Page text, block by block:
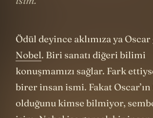
Ödül deyince aklımıza ya
Nobel. Biri sanatı diğeri bilimi
konuşmamızı sağlar. Fark
birer insan ismi. Fakat
olduğunu kimse bilmiyor,